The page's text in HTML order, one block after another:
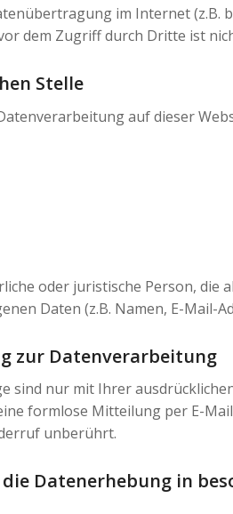
im Internet (z.B.
dem Zugriff durch Dritte ist
Stelle
auf dieser
oder juristische Person,
Daten (z.B. Namen, E-Mail-
zur Datenverarbeitung
sind nur mit Ihrer
formlose Mitteilung per E-
unberührt.
Datenerhebung in